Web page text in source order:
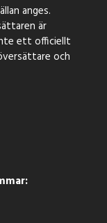
anges.
är
ett officiellt
och